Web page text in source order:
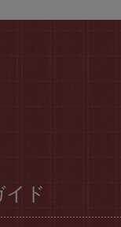
イド